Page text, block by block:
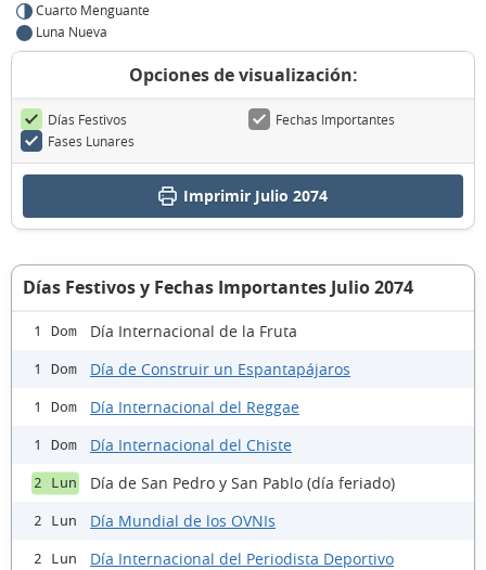
Cuarto Menguante
Luna Nueva
Opciones de visualización:
Días Festivos
Fechas Importantes
Fases Lunares
Imprimir Julio 2074
Días Festivos y Fechas Importantes Julio 2074
1 Dom Día Internacional de la Fruta
1 Dom Día de Construir un Espantapájaros
1 Dom Día Internacional del Reggae
1 Dom Día Internacional del Chiste
2 Lun Día de San Pedro y San Pablo (día feriado)
2 Lun Día Mundial de los OVNIs
2 Lun Día Internacional del Periodista Deportivo